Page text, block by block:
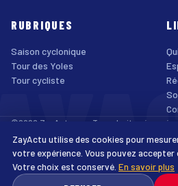
RUBRIQUES
Saison cyclonique
Tour des Yoles
Tour cycliste
©2026 ZayActu.org. Tous droits réservés.
Agency
Mentions légales
Confidentialité Cookies
ZayActu utilise des cookies pour
votre expérience. Vous pouvez accepter
Votre choix est conservé. En savoir plus